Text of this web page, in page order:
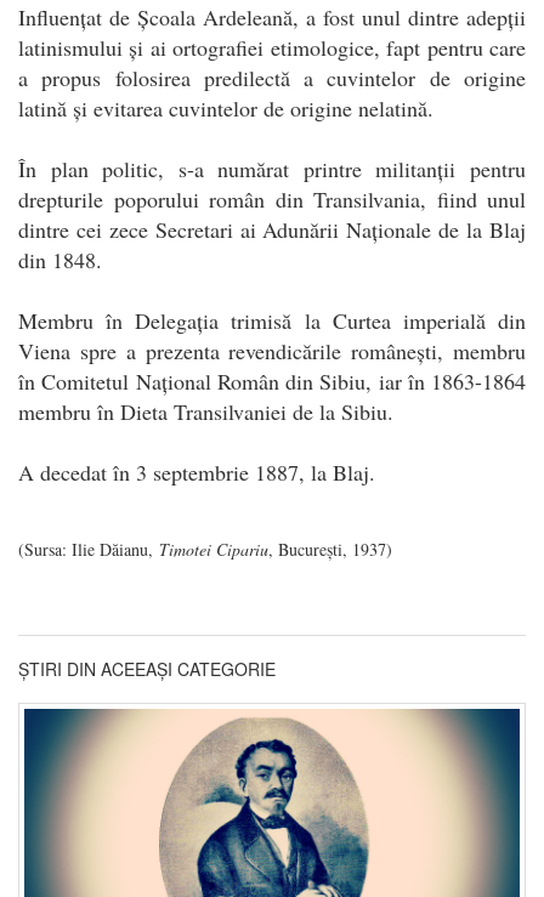
Influențat de Școala Ardeleană, a fost unul dintre adepții
latinismului și ai ortografiei etimologice, fapt pentru care
a propus folosirea predilectă a cuvintelor de origine
latină și evitarea cuvintelor de origine nelatină.
În plan politic, s-a numărat printre militanții pentru
drepturile poporului român din Transilvania, fiind unul
dintre cei zece Secretari ai Adunării Naționale de la Blaj
din 1848.
Membru în Delegația trimisă la Curtea imperială din
Viena spre a prezenta revendicările românești, membru
în Comitetul Național Român din Sibiu, iar în 1863-1864
membru în Dieta Transilvaniei de la Sibiu.
A decedat în 3 septembrie 1887, la Blaj.
(Sursa: Ilie Dăianu, Timotei Cipariu, București, 1937)
ȘTIRI DIN ACEEAȘI CATEGORIE